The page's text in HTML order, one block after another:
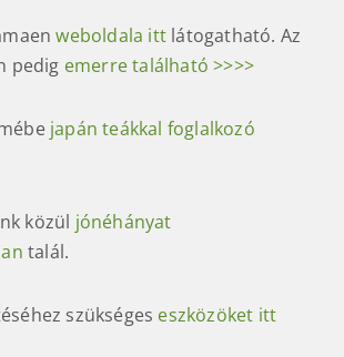
weboldala itt látogatható. Az
pedig emerre található >>>>
japán teákkal foglalkozó
közül jónéhányat
talál.
szükséges eszközöket itt